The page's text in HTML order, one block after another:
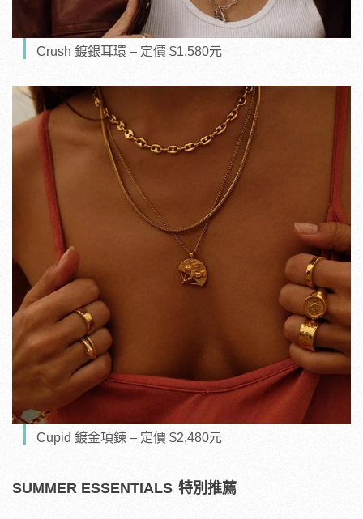
Crush 鍍銀耳環 – 定價 $1,580元
Cupid 鍍金項鍊 – 定價 $2,480元
SUMMER ESSENTIALS 特別推薦